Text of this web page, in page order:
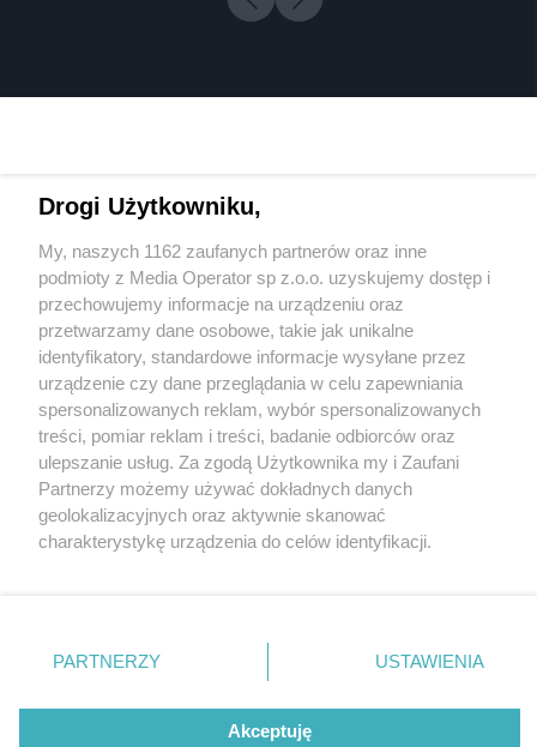
1 / 0
Wydawca mediów lokalnych
Nie zapomnij
zapoznać się z:
polityką prywatności regulamin korzystania z portali
Twojemiasto
Piekary Śląskie
Chorzów
Tarnowskie Góry
Gliwice
Skontakuj sięz nami
Kontakt
Wydawca
Redakcja
Drogi Użytkowniku,
My, naszych 1162 zaufanych partnerów oraz inne
podmioty z Media Operator sp z.o.o. uzyskujemy dostęp i
przechowujemy informacje na urządzeniu oraz
przetwarzamy dane osobowe, takie jak unikalne
identyfikatory, standardowe informacje wysyłane przez
urządzenie czy dane przeglądania w celu zapewniania
spersonalizowanych reklam, wybór spersonalizowanych
treści, pomiar reklam i treści, badanie odbiorców oraz
ulepszanie usług. Za zgodą Użytkownika my i Zaufani
Partnerzy możemy używać dokładnych danych
geolokalizacyjnych oraz aktywnie skanować
charakterystykę urządzenia do celów identyfikacji.
zmienić/wycofać klikając przycisk ustawień prywatności
znajdujący się w lewym dolnym rogu strony
rodzaje przetwarzania danych nie wymagają zgody
użytkownika, ale masz prawo sprzeciwić się takiemu
PARTNERZY USTAWIENIA
Akceptuję